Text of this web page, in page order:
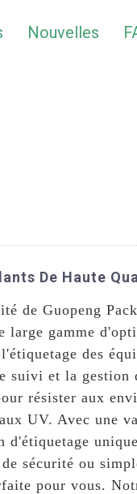
Nouvelles
De Haute
de Guopeng
gamme
des
et la
résister aux
UV. Avec une
sécurité ou
pour vous.